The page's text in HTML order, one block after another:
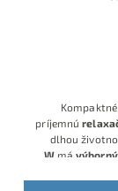
príjemnú
dlhou
Wmá
pričom v